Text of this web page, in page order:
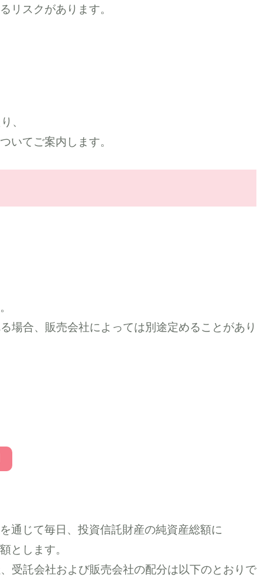
リスクがあります。
、
いてご案内します。
場合、販売会社によっては別途定めることがあり
通じて毎日、投資信託財産の純資産総額に
とします。
受託会社および販売会社の配分は以下のとおりで